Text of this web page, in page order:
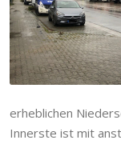
Allgemein,
Giften,Gödringen,
Ortsfeuerwehr,
erheblichen
Innerste ist mit